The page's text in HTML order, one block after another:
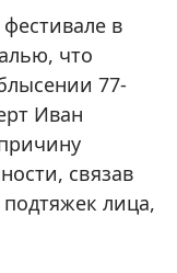
в
что
77-
Иван
связав
лица,